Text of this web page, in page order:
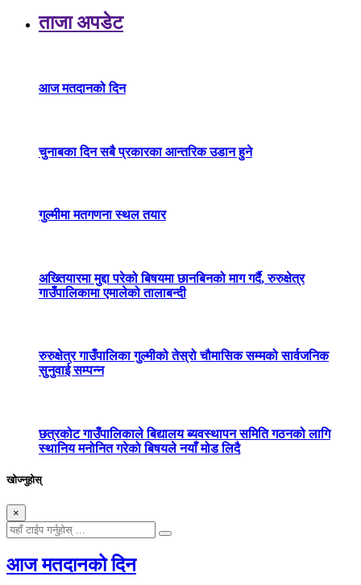
ताजा अपडेट
आज मतदानको दिन
चुनाबका दिन सबै प्रकारका आन्तरिक उडान हुने
गुल्मीमा मतगणना स्थल तयार
अख्तियारमा मुद्दा परेको बिषयमा छानबिनको माग गर्दै, रुरुक्षेत्र
गाउँपालिकामा एमालेको तालाबन्दी
रुरुक्षेत्र गाउँपालिका गुल्मीको तेस्रो चौमासिक सम्मको सार्वजनिक
सुनुवाई सम्पन्न
छत्रकोट गाउँपालिकाले बिद्यालय ब्यवस्थापन समिति गठनको लागि
स्थानिय मनोनित गरेको बिषयले नयाँ मोड लिदै
खोज्नुहोस्
×
आज मतदानको दिन